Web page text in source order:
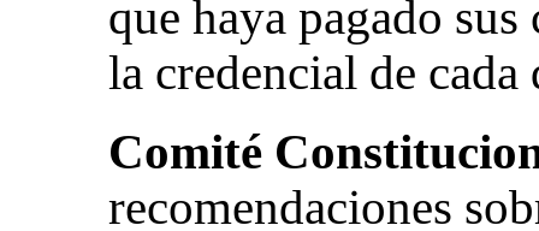
que haya pagado
la credencial de cada
Comité
recomendaciones